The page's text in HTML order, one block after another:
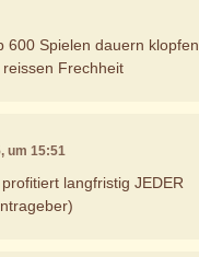
600 Spielen dauern klopfen
Frechheit
um 15:51
langfristig JEDER